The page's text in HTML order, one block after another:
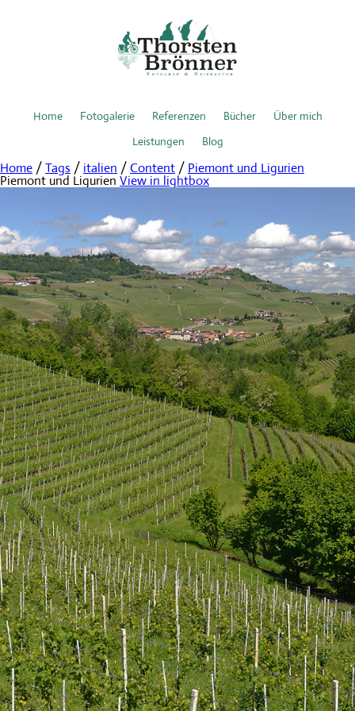
Home Fotogalerie Referenzen Bücher
Über mich
Leistungen
Blog
Home /Tags / italien /Content / Piemont und Ligurien
Piemont und Ligurien View in lightbox